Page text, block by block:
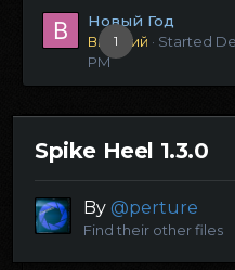
1
Новый Год
Виталий · Started
PM
Spike Heel 1.3.0
By @perture
Find their other files